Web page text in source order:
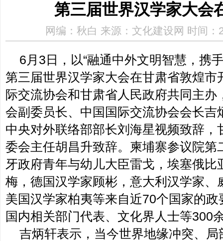
第三届世界汉学家大会
网编：秋白 来源：文化建设网 时间
6月3日，以“融通中外文明智慧，携
第三届世界汉学家大会在甘肃省敦煌市
际交流协会和甘肃省人民政府共同主
会副委员长、中国国际交流协会会长吉
中央对外联络部部长刘海星视频致辞，
委会主任胡昌升致辞。柬埔寨参议院第
牙政府青年与幼儿大臣雷戈，埃塞俄比
梅，德国汉学家顾彬，意大利汉学家、
美国汉学家柏夷等来自近70个国家的
国内相关部门代表、文化界人士等300
吉炳轩表示，当今世界地缘冲突、